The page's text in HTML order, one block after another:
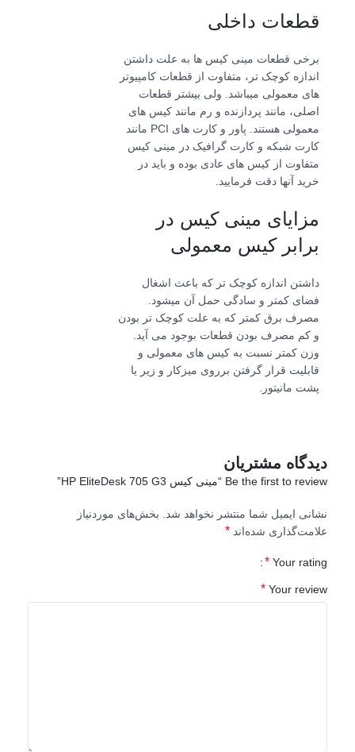
قطعات داخلی
برخی قطعات مینی کیس ها به علت داشتن
اندازه کوچک تر، متفاوت از قطعات کامپیوتر
های معمولی میباشد. ولی بیشتر قطعات
اصلی، مانند پردازنده و رم مانند کیس های
معمولی هستند. پاور و کارت های PCI مانند
کارت شبکه و کارت گرافیک در مینی کیس
متفاوت از کیس های عادی بوده و باید در
خرید آنها دقت فرمایید.
مزایای مینی کیس در
برابر کیس معمولی
داشتن اندازه کوچک تر که باعث اشغال
فضای کمتر و سادگی حمل آن میشود.
مصرف برق کمتر که به علت کوچک تر بودن
و کم مصرف بودن قطعات بوجود می آید.
وزن کمتر نسبت به کیس های معمولی و
قابلیت قرار گرفتن برروی میزکار و زیر یا
پشت مانیتور.
دیدگاه مشتریان
Be the first to review “مینی کیس HP EliteDesk 705 G3”
نشانی ایمیل شما منتشر نخواهد شد. بخش‌های موردنیاز
علامت‌گذاری شده‌اند *
Your rating
*
Your review
*